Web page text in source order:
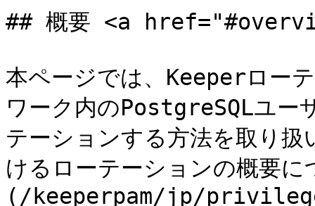
## 概要 <a
本ページでは、Keeperロー
ワーク内のPostgreSQLユー
テーションする方法を取り
けるローテーションの概要
(/keeperpam/jp/